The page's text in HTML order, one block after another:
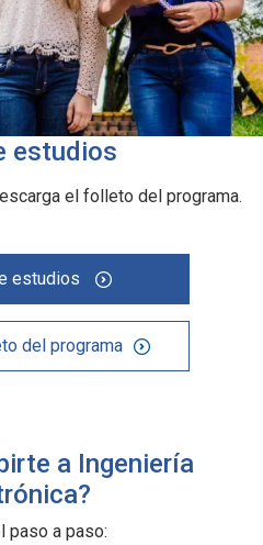
estudios
el folleto del programa.
estudios
del programa
a Ingeniería
paso a paso: